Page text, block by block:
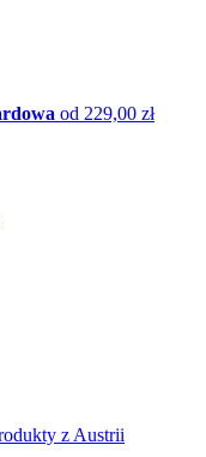
od 229,00 zł
z Austrii